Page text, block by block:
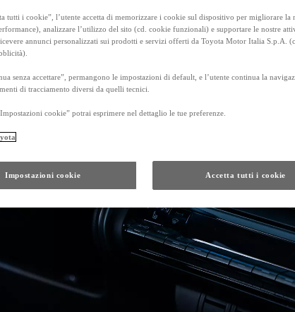
Anche con finanziamento Toyota
TAN 7,75 % TAEG 8,79 %
rata finale € 21.201
Da
PROACE CITY
ANCHE IN VERSIONE ELECTRIC
Da € 16.300 (IVA esclusa)
tutti i cookie”, l’utente accetta di memorizzare i cookie sul dispositivo per migliorare la
analizzare l’utilizzo del sito (cd. cookie funzionali) e supportare le nostre
annunci personalizzati sui prodotti e servizi offerti da Toyota Motor Italia S.p.A.
senza accettare”, permangono le impostazioni di default, e l’utente continua la
di tracciamento diversi da quelli tecnici.
cookie” potrai esprimere nel dettaglio le tue preferenze.
Impostazioni cookie Accetta tutti i cookie